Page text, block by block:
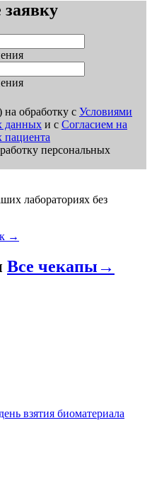
заявку
на обработку с Условиями
данных и с Согласием на
пациента
персональных
лабораториях без
→
Все чекапы→
взятия биоматериала